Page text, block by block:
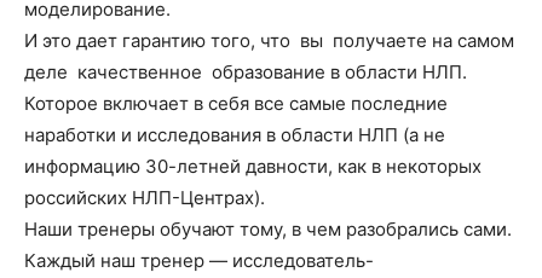
моделирование.
И это дает гарантию того, что вы получаете на самом
деле качественное образование в области НЛП.
Которое включает в себя все самые последние
наработки и исследования в области НЛП (а не
информацию 30-летней давности, как в некоторых
российских НЛП-Центрах).
Наши тренеры обучают тому, в чем разобрались сами.
Каждый наш тренер — исследователь-